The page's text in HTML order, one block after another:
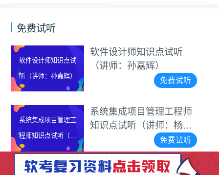
免费试听
师知识点试听
：孙嘉辉）
免费试听
项目管理工程师
试听（讲师：杨家
免费试听
2026上半年信息系统
项目管理师真题解析